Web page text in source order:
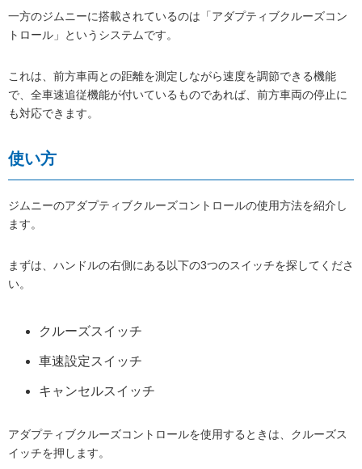
一方のジムニーに搭載されているのは「アダプティブクルーズコン
トロール」というシステムです。
これは、前方車両との距離を測定しながら速度を調節できる機能
で、全車速追従機能が付いているものであれば、前方車両の停止に
も対応できます。
使い方
ジムニーのアダプティブクルーズコントロールの使用方法を紹介し
ます。
まずは、ハンドルの右側にある以下の3つのスイッチを探してくださ
い。
クルーズスイッチ
車速設定スイッチ
キャンセルスイッチ
アダプティブクルーズコントロールを使用するときは、クルーズス
イッチを押します。